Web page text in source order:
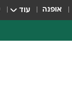
אופנה עוד